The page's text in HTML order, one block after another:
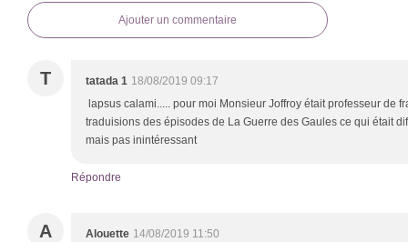
Ajouter un commentaire
T tatada 1 18/08/2019 09:17
lapsus calami..... pour moi Monsieur Joffroy était professeur de
traduisions des épisodes de La Guerre des Gaules ce qui était
mais pas inintéressant
Répondre
A Alouette 14/08/2019 11:50